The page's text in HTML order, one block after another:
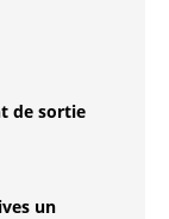
de sortie
un